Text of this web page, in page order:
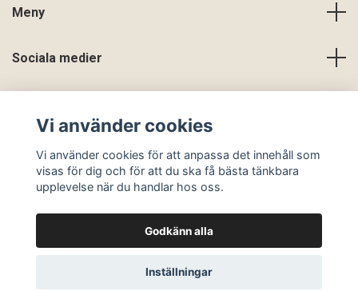
Meny
Sociala medier
© 2026 En Slags Verklighet
Vi använder cookies
Vi använder cookies för att anpassa det innehåll som
visas för dig och för att du ska få bästa tänkbara
upplevelse när du handlar hos oss.
Godkänn alla
Inställningar